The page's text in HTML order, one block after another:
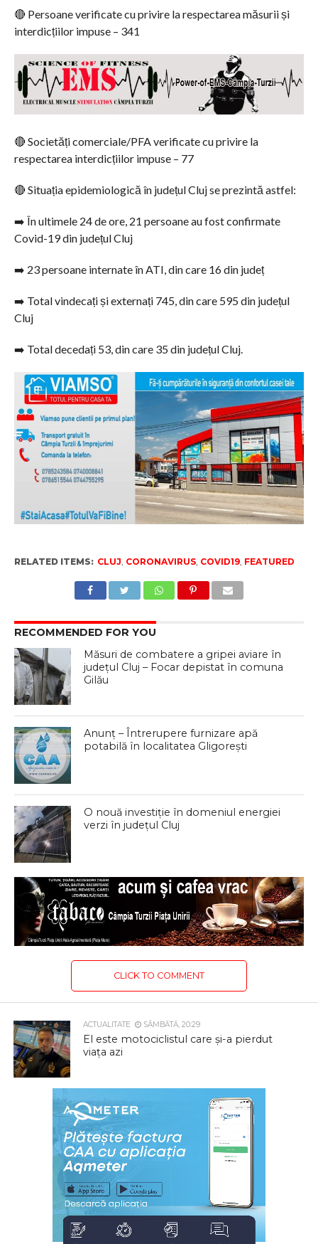
🔴 Persoane verificate cu privire la respectarea măsurii și
interdicțiilor impuse – 341
🔴 Societăți comerciale/PFA verificate cu privire la
respectarea interdicțiilor impuse – 77
🔴 Situația epidemiologică în județul Cluj se prezintă astfel:
➡️ În ultimele 24 de ore, 21 persoane au fost confirmate
Covid-19 din județul Cluj
➡️ 23 persoane internate în ATI, din care 16 din județ
➡️ Total vindecați și externați 745, din care 595 din județul
Cluj
➡️ Total decedați 53, din care 35 din județul Cluj.
RELATED ITEMS: CLUJ CORONAVIRUS, COVID19, FEATURED
RECOMMENDED FOR YOU
Măsuri de combatere a gripei aviare în
județul Cluj – Focar depistat în comuna
Gilău
Anunț – Întrerupere furnizare apă
potabilă în localitatea Gligorești
O nouă investiție în domeniul energiei
verzi în județul Cluj
CLICK TO COMMENT
ACTUALITATE SÂMBĂTĂ, 20:29
El este motociclistul care și-a pierdut
viața azi